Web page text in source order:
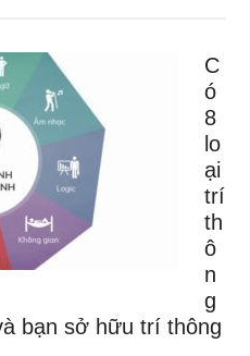
C
ó
8
lo
ại
trí
th
ô
n
g
bạn sở hữu trí thông